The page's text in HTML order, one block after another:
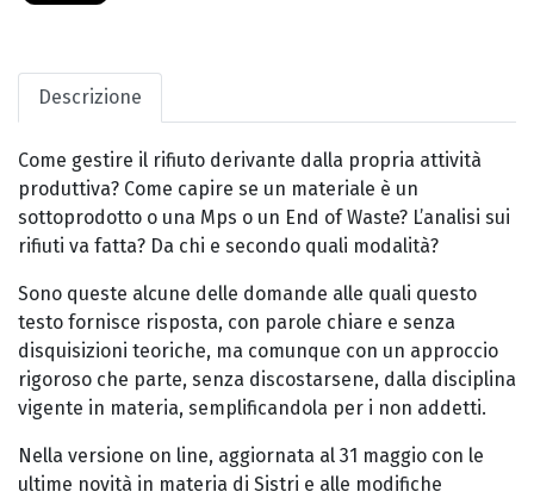
Descrizione
Come gestire il rifiuto derivante dalla propria attività
produttiva? Come capire se un materiale è un
sottoprodotto o una Mps o un End of Waste? L’analisi sui
rifiuti va fatta? Da chi e secondo quali modalità?
Sono queste alcune delle domande alle quali questo
testo fornisce risposta, con parole chiare e senza
disquisizioni teoriche, ma comunque con un approccio
rigoroso che parte, senza discostarsene, dalla disciplina
vigente in materia, semplificandola per i non addetti.
Nella versione on line, aggiornata al 31 maggio con le
ultime novità in materia di Sistri e alle modifiche